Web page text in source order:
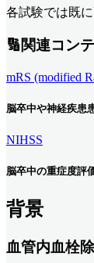
各試験では既
🔢関連コン
mRS (modified
脳卒中や神経疾患
NIHSS
脳卒中の重症度評
背景
血管内血栓